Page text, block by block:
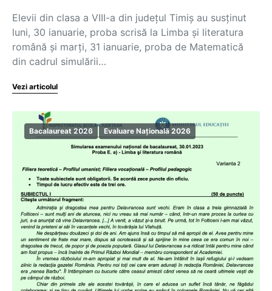
Elevii din clasa a VIII-a din județul Timiș au susținut
luni, 30 ianuarie, proba scrisă la Limba și literatura
română și marți, 31 ianuarie, proba de Matematică
din cadrul simulării…
Vezi articolul
Bacalaureat 2026 Evaluare Națională 2026